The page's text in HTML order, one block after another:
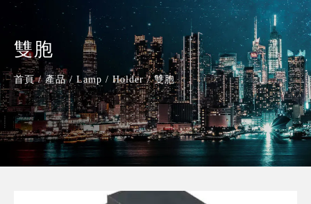
雙胞
首頁 / 產品 / Lamp / Holder / 雙胞